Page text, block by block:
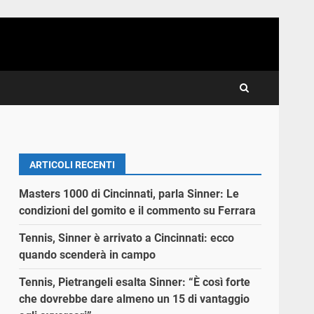
ARTICOLI RECENTI
Masters 1000 di Cincinnati, parla Sinner: Le
condizioni del gomito e il commento su Ferrara
Tennis, Sinner è arrivato a Cincinnati: ecco
quando scenderà in campo
Tennis, Pietrangeli esalta Sinner: “È così forte
che dovrebbe dare almeno un 15 di vantaggio